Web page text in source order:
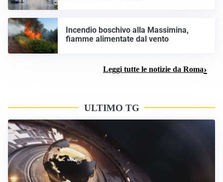
Incendio boschivo alla Massimina,
fiamme alimentate dal vento
Leggi tutte le notizie da Roma
ULTIMO TG